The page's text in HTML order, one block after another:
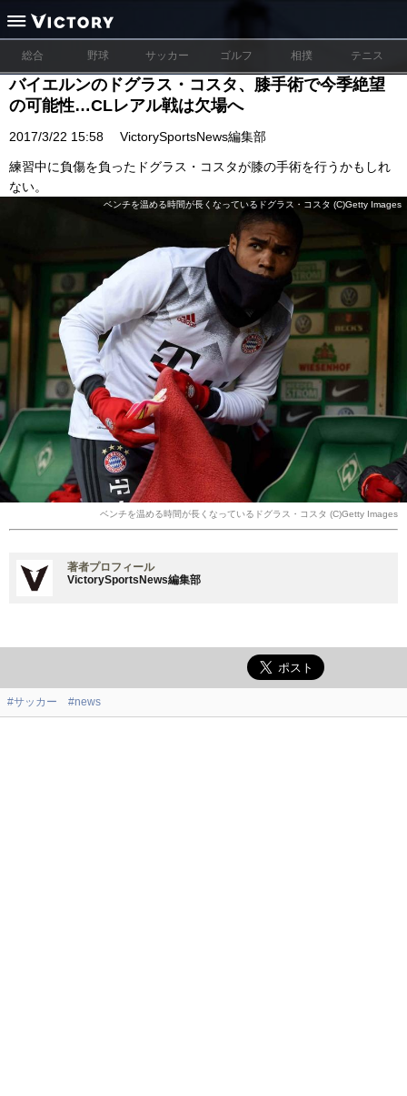
総合 野球 サッカー ゴルフ 相撲 テニス
バイエルンのドグラス・コスタ、膝手術で今季絶望
の可能性…CLレアル戦は欠場へ
2017/3/22 15:58 VictorySportsNews編集部
練習中に負傷を負ったドグラス・コスタが膝の手術を行うかもしれ
ない。
ベンチを温める時間が長くなっているドグラス・コスタ (C)Getty Images
ベンチを温める時間が長くなっているドグラス・コスタ (C)Getty Images
著者プロフィール
VictorySportsNews編集部
#サッカー #news